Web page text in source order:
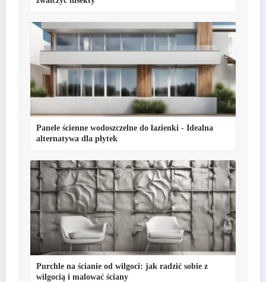
Panele ścienne wodoszczelne do łazienki - Idealna
alternatywa dla płytek
Purchle na ścianie od wilgoci: jak radzić sobie z
wilgocią i malować ściany